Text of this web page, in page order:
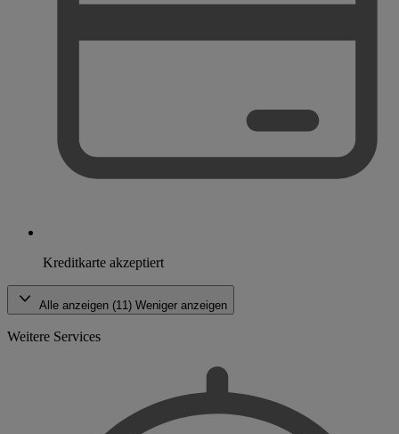
Kreditkarte akzeptiert
Alle anzeigen (11) Weniger anzeigen
Weitere Services